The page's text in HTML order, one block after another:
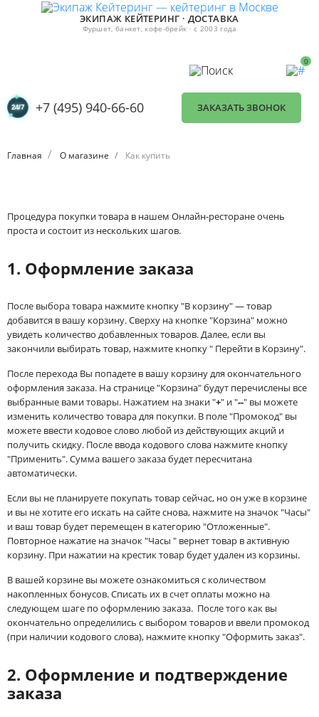
ЭКИПАЖ КЕЙТЕРИНГ · ДОСТАВКА
Фуршет, банкет, кофе-брейк · с 2003 года
0
+7 (495) 940-66-60 ЗАКАЗАТЬ ЗВОНОК
Главная О магазине Как купить
Процедура покупки товара в нашем Онлайн-ресторане очень
проста и состоит из нескольких шагов.
1. Оформление заказа
После выбора товара нажмите кнопку "В корзину" — товар
добавится в вашу корзину. Сверху на кнопке "Корзина" можно
увидеть количество добавленных товаров. Далее, если вы
закончили выбирать товар, нажмите кнопку " Перейти в Корзину".
После перехода Вы попадете в вашу корзину для окончательного
оформления заказа. На странице "Корзина" будут перечислены все
выбранные вами товары. Нажатием на знаки "+" и "--" вы можете
изменить количество товара для покупки. В поле "Промокод" вы
можете ввести кодовое слово любой из действующих акций и
получить скидку. После ввода кодового слова нажмите кнопку
"Применить". Сумма вашего заказа будет пересчитана
автоматически.
Если вы не планируете покупать товар сейчас, но он уже в корзине
и вы не хотите его искать на сайте снова, нажмите на значок "Часы"
и ваш товар будет перемещен в категорию "Отложенные".
Повторное нажатие на значок "Часы " вернет товар в активную
корзину. При нажатии на крестик товар будет удален из корзины.
В вашей корзине вы можете ознакомиться с количеством
накопленных бонусов. Списать их в счет оплаты можно на
следующем шаге по оформлению заказа. После того как вы
окончательно определились с выбором товаров и ввели промокод
(при наличии кодового слова), нажмите кнопку "Оформить заказ".
2. Оформление и подтверждение
заказа